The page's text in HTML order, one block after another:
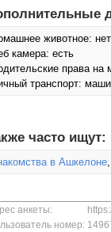
животное: нет
камера: есть
права на
транспорт:
часто ищут:
в Ашкелоне,
анкеты:
номер: